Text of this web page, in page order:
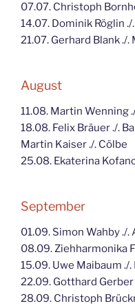
07.07. Christoph
14.07. Dominik Röglin
21.07. Gerhard Blank ./.
August
11.08. Martin Wenning
18.08. Felix Bräuer ./.
Martin Kaiser ./. Cölbe
25.08. Ekaterina
September
01.09. Simon Wahby ./.
08.09. Ziehharmonika
15.09. Uwe Maibaum ./
22.09. Gotthard Gerber
28.09. Christoph